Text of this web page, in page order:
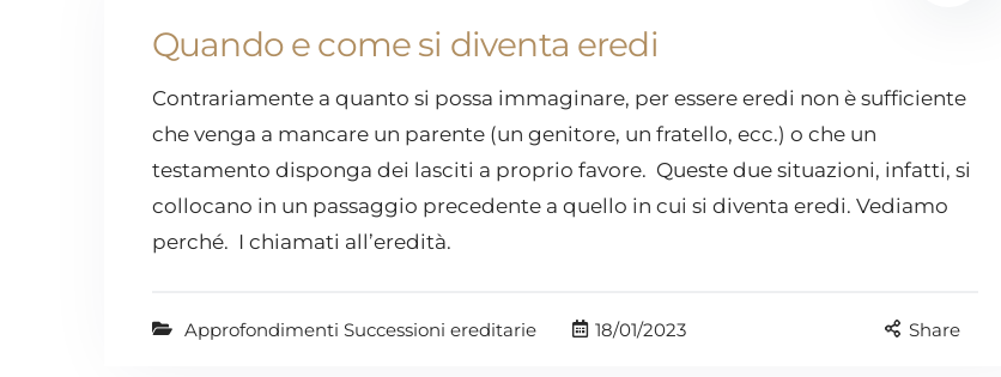
Quando e come si diventa eredi
Contrariamente a quanto si possa immaginare, per essere eredi non è sufficiente
che venga a mancare un parente (un genitore, un fratello, ecc.) o che un
testamento disponga dei lasciti a proprio favore. Queste due situazioni, infatti, si
collocano in un passaggio precedente a quello in cui si diventa eredi. Vediamo
perché. I chiamati all’eredità.
Approfondimenti Successioni ereditarie 18/01/2023 Share